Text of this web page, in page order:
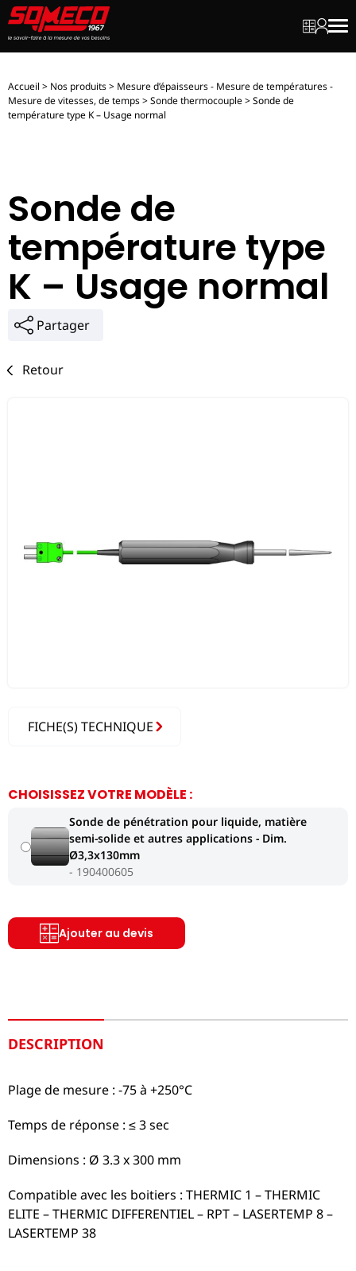
MonMon
Accueil > Nos produits> Mesure d’épaisseurs - Mesure de températures -
Mesure de vitesses, de temps>Sonde thermocouple>Sonde de
température type K – Usage normal
Sonde de
température type
K – Usage normal
Partager
Retour
FICHE(S) TECHNIQUE
CHOISISSEZ VOTRE MODÈLE :
Sonde de pénétration pour liquide, matière
semi-solide et autres applications - Dim.
Ø3,3x130mm
190400605
Ajouter au devis
DESCRIPTION
Plage de mesure : -75 à +250°C
Temps de réponse : ≤ 3 sec
Dimensions : Ø 3.3 x 300 mm
Compatible avec les boitiers : THERMIC 1 – THERMIC
ELITE – THERMIC DIFFERENTIEL – RPT – LASERTEMP 8 –
LASERTEMP 38